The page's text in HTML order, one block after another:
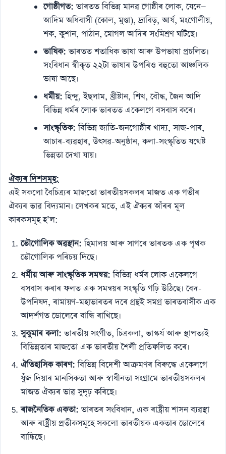
গোষ্ঠীগত: ভাৰতত বিভিন্ন মানৱ গোষ্ঠীৰ লোক, যেনে—
আদিম অধিবাসী (কোল, মুণ্ডা), দ্ৰাবিড়, আৰ্য, মংগোলীয়,
শক, কুশান, পাঠান, মোগল আদিৰ সংমিশ্ৰণ ঘটিছে।
ভাষিক: ভাৰতত শতাধিক ভাষা আৰু উপভাষা প্ৰচলিত।
সংবিধান স্বীকৃত ২২টা ভাষাৰ উপৰিও বহুতো আঞ্চলিক
ভাষা আছে।
ধৰ্মীয়: হিন্দু, ইছলাম, খ্ৰীষ্টান, শিখ, বৌদ্ধ, জৈন আদি
বিভিন্ন ধৰ্মৰ লোক ভাৰতত একেলগে বসবাস কৰে।
সাংস্কৃতিক: বিভিন্ন জাতি-জনগোষ্ঠীৰ খাদ্য, সাজ-পাৰ,
আচাৰ-ব্যৱহাৰ, উৎসৱ-অনুষ্ঠান, কলা-সংস্কৃতিত যথেষ্ট
ভিন্নতা দেখা যায়।
ঐক্যৰ দিশসমূহ:
এই সকলো বৈচিত্ৰ্যৰ মাজতো ভাৰতীয়সকলৰ মাজত এক গভীৰ
ঐক্যৰ ভাৱ বিদ্যমান। লেখকৰ মতে, এই ঐক্যৰ আঁৰৰ মূল
কাৰকসমূহ হ’ল:
ভৌগোলিক অৱস্থান: হিমালয় আৰু সাগৰে ভাৰতক এক পৃথক
ভৌগোলিক পৰিচয় দিছে।
ধৰ্মীয় আৰু সাংস্কৃতিক সমন্বয়: বিভিন্ন ধৰ্মৰ লোক একেলগে
বসবাস কৰাৰ ফলত এক সমন্বয়ৰ সংস্কৃতি গঢ়ি উঠিছে। বেদ-
উপনিষদ, ৰামায়ণ-মহাভাৰতৰ দৰে গ্ৰন্থই সমগ্ৰ ভাৰতবাসীক এক
আদৰ্শগত ডোলেৰে বান্ধি ৰাখিছে।
সুকুমাৰ কলা: ভাৰতীয় সংগীত, চিত্রকলা, ভাস্কৰ্য আৰু স্থাপত্যই
বিভিন্নতাৰ মাজতো এক ভাৰতীয় শৈলী প্ৰতিফলিত কৰে।
ঐতিহাসিক কাৰণ: বিভিন্ন বিদেশী আক্ৰমণৰ বিৰুদ্ধে একেলগে
যুঁজ দিয়াৰ মানসিকতা আৰু স্বাধীনতা সংগ্ৰামে ভাৰতীয়সকলৰ
মাজত ঐক্যৰ ভাৱ সুদৃঢ় কৰিছে।
ৰাজনৈতিক একতা: ভাৰতৰ সংবিধান, এক ৰাষ্ট্ৰীয় শাসন ব্যৱস্থা
আৰু ৰাষ্ট্ৰীয় প্ৰতীকসমূহে সকলো ভাৰতীয়ক একতাৰ ডোলেৰে
বান্ধিছে।